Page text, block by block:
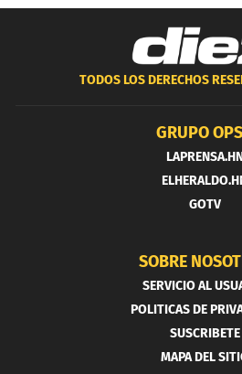
TODOS LOS DERECHOS
GRUPO
GOTV
SOBRE
SERVICIO AL
POLITICAS DE
SUSCRIBETE
MAPA DEL